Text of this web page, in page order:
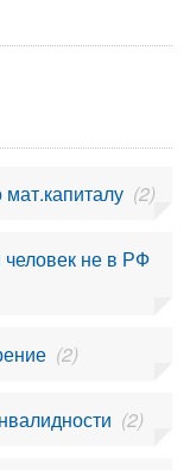
(2)
не в РФ
(2)
(2)